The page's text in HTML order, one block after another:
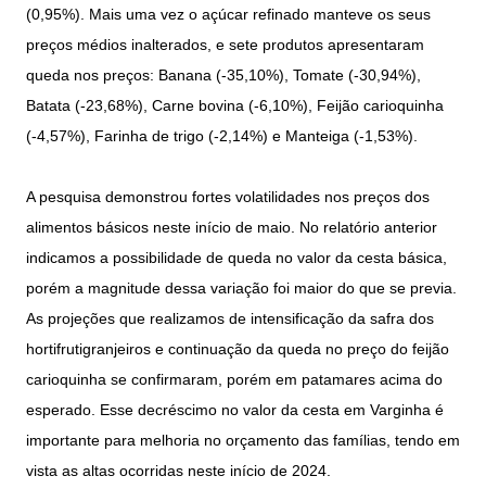
(0,95%). Mais uma vez o açúcar refinado manteve os seus
preços médios inalterados, e sete produtos apresentaram
queda nos preços: Banana (-35,10%), Tomate (-30,94%),
Batata (-23,68%), Carne bovina (-6,10%), Feijão carioquinha
(-4,57%), Farinha de trigo (-2,14%) e Manteiga (-1,53%).
A pesquisa demonstrou fortes volatilidades nos preços dos
alimentos básicos neste início de maio. No relatório anterior
indicamos a possibilidade de queda no valor da cesta básica,
porém a magnitude dessa variação foi maior do que se previa.
As projeções que realizamos de intensificação da safra dos
hortifrutigranjeiros e continuação da queda no preço do feijão
carioquinha se confirmaram, porém em patamares acima do
esperado. Esse decréscimo no valor da cesta em Varginha é
importante para melhoria no orçamento das famílias, tendo em
vista as altas ocorridas neste início de 2024.